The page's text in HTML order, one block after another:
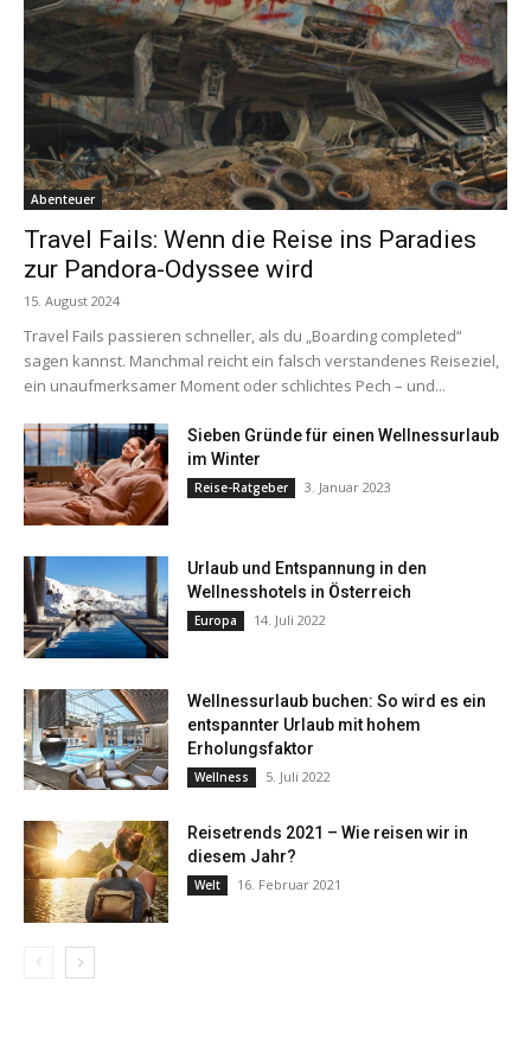
Abenteuer
Travel Fails: Wenn die Reise ins Paradies
zur Pandora-Odyssee wird
15. August 2024
Travel Fails passieren schneller, als du „Boarding completed“
sagen kannst. Manchmal reicht ein falsch verstandenes Reiseziel,
ein unaufmerksamer Moment oder schlichtes Pech – und...
Sieben Gründe für einen Wellnessurlaub
im Winter
Reise-Ratgeber 3. Januar 2023
Urlaub und Entspannung in den
Wellnesshotels in Österreich
Europa 14. Juli 2022
Wellnessurlaub buchen: So wird es ein
entspannter Urlaub mit hohem
Erholungsfaktor
Wellness 5. Juli 2022
Reisetrends 2021 – Wie reisen wir in
diesem Jahr?
Welt 16. Februar 2021